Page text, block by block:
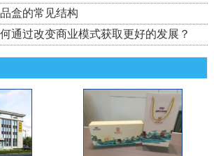
盒的常见结构
通过改变商业模式获取更好的发展？